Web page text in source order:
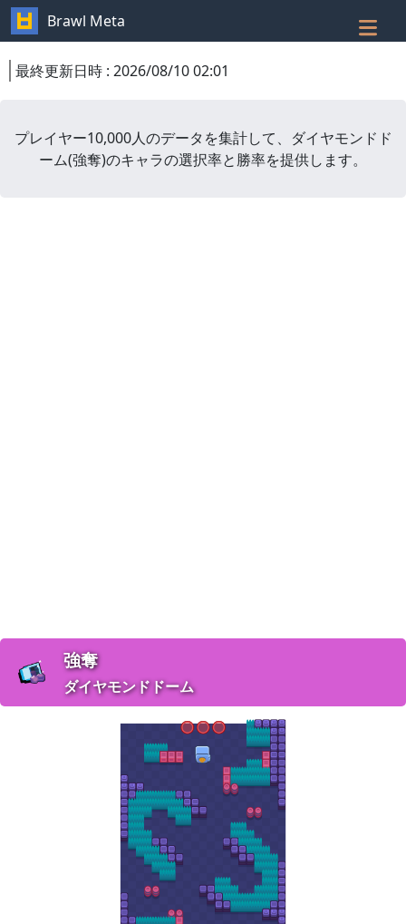
Brawl Meta
最終更新日時 : 2026/08/10 02:01
プレイヤー10,000人のデータを集計して、
ダイヤモンドド
ーム(強奪)のキャラの選択率と勝率を提供します。
強奪
ダイヤモンドドーム